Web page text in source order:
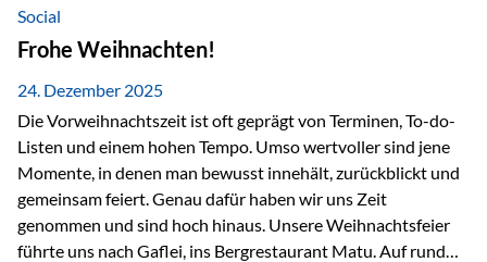
starkes Miteinander ist. Neben diesen gemeinsamen
Erlebnissen konnten wir…
Social
Frohe Weihnachten!
24. Dezember 2025
Die Vorweihnachtszeit ist oft geprägt von Terminen, To-do-
Listen und einem hohen Tempo. Umso wertvoller sind jene
Momente, in denen man bewusst innehält, zurückblickt und
gemeinsam feiert. Genau dafür haben wir uns Zeit
genommen und sind hoch hinaus. Unsere Weihnachtsfeier
führte uns nach Gaflei, ins Bergrestaurant Matu. Auf rund